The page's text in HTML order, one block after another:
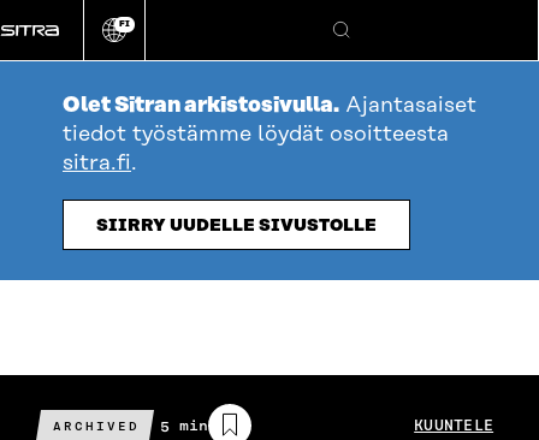
suoraan
sisältöön
Vaihda
kieli
FI
Hae
Olet Sitran arkistosivulla. Ajantasaiset
tiedot työstämme löydät osoitteesta
sitra.fi.
SIIRRY UUDELLE SIVUSTOLLE
ARCHIVED
Arvioitu
5 min KUUNTELE